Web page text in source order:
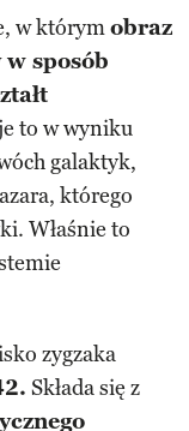
w którymobraz
sposób
to w wyniku
galaktyk,
którego
Właśnie to
zygzaka
Składa się z